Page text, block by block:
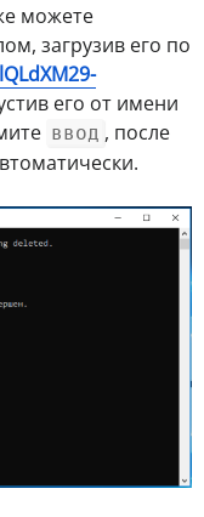
можете
загрузив его по
его от имени
ввод , после